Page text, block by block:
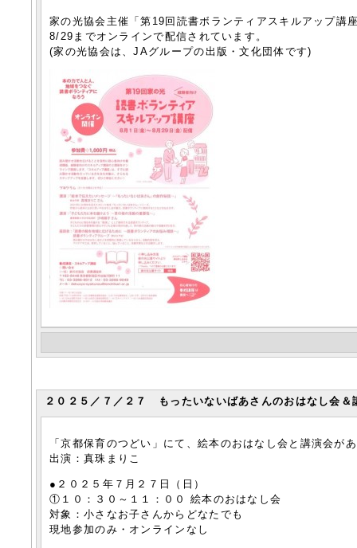
家の光協会主催「第19回読書ボランティアスキルアップ講
8/29までオンラインで配信されています。
(家の光協会は、JAグループの出版・文化団体です)
２０２５／７／２７ もったいないばあさんのおはなし会
「京都保育のつどい」にて、絵本のおはなし会と講演会が
出演：真珠まりこ
●２０２５年７月２７日（日）
①１０：３０～１１：００ 絵本のおはなし会
対象：小さなお子さんからどなたでも
現地参加のみ・オンラインなし